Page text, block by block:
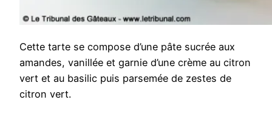
Cette tarte se compose d’une pâte sucrée aux
amandes, vanillée et garnie d’une crème au citron
vert et au basilic puis parsemée de zestes de
citron vert.